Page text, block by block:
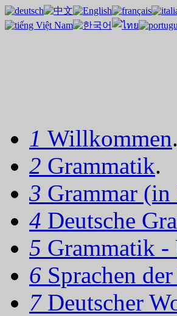
1 Willkommen.
2 Grammatik.
3 Grammar
4 Deutsche
5 Grammatik -
6 Sprachen
7 Deutscher